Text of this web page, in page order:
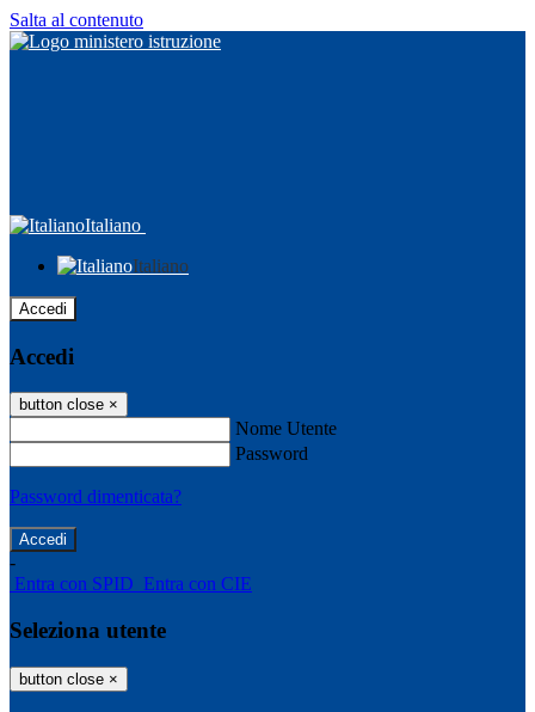
Salta al contenuto
Italiano
Italiano
Accedi
Accedi
button close ×
Nome Utente
Password
Password dimenticata?
-
Entra con SPID Entra con CIE
Seleziona utente
button close ×